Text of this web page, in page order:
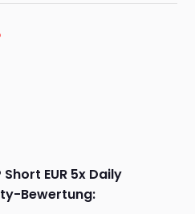
EUR 5x Daily
Bewertung: